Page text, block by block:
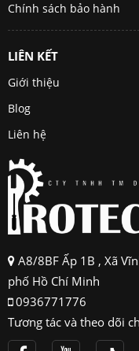
Chính sách bảo hành
LIÊN KẾT
Giới thiệu
Blog
Liên hệ
A8/8BF Ấp 1B , Xã
phố Hồ Chí Minh
0936771776
Tương tác và theo dõi